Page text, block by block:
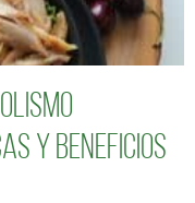
y beneficios